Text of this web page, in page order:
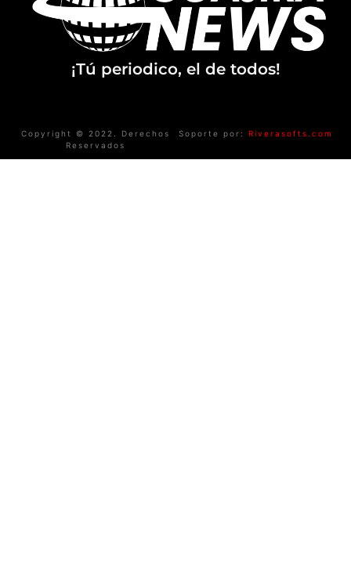
¡Tú periodico, el de todos!
Copyright © 2022. Derechos
Reservados
Soporte por: Riverasofts.com